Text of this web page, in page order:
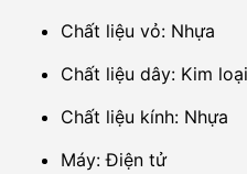
Chất liệu vỏ: Nhựa
Chất liệu dây: Kim loại
Chất liệu kính: Nhựa
Máy: Điện tử